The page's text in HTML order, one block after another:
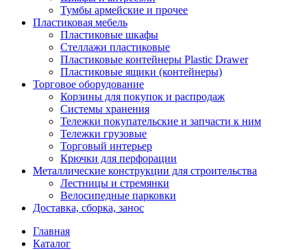
Тумбы армейские и прочее
Пластиковая мебель
Пластиковые шкафы
Стеллажи пластиковые
Пластиковые контейнеры Plastic Drawer
Пластиковые ящики (контейнеры)
Торговое оборудование
Корзины для покупок и распродаж
Системы хранения
Тележки покупательские и запчасти к ним
Тележки грузовые
Торговый интерьер
Крючки для перфорации
Металлические конструкции для строительства
Лестницы и стремянки
Велосипедные парковки
Доставка, сборка, занос
Главная
Каталог